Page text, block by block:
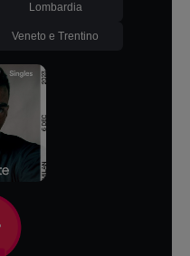
Lombardia
Veneto e Trentino